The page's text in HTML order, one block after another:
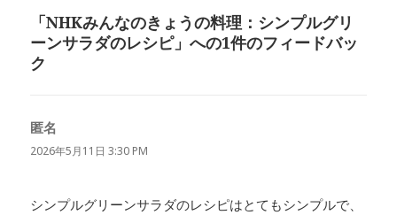
「NHKみんなのきょうの料理：シンプルグリ
ーンサラダのレシピ」への1件のフィードバッ
ク
匿名
り:
2026年5月11日 3:30 PM
シンプルグリーンサラダのレシピはとてもシンプルで、